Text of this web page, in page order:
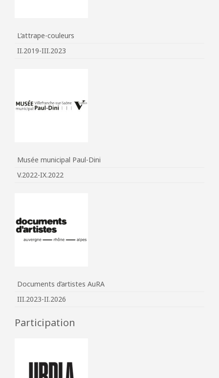
L’attrape-couleurs
II.2019-III.2023
Musée municipal Paul-Dini
V.2022-IX.2022
Documents d’artistes AuRA
III.2023-II.2026
Participation